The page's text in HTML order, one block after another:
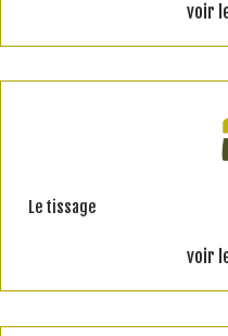
voir
Le tissage
voir